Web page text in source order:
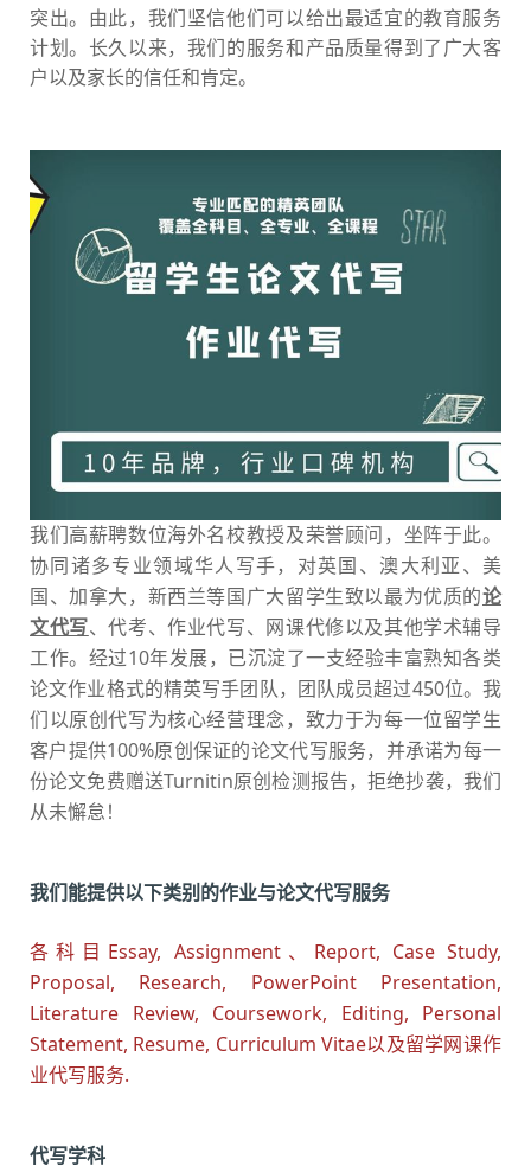
突出。由此，我们坚信他们可以给出最适宜的教育服务
计划。长久以来，我们的服务和产品质量得到了广大客
户以及家长的信任和肯定。
我们高薪聘数位海外名校教授及荣誉顾问，坐阵于此。
协同诸多专业领域华人写手，对英国、澳大利亚、美
国、加拿大，新西兰等国广大留学生致以最为优质的论
文代写、代考、作业代写、网课代修以及其他学术辅导
工作。经过10年发展，已沉淀了一支经验丰富熟知各类
论文作业格式的精英写手团队，团队成员超过450位。我
们以原创代写为核心经营理念，致力于为每一位留学生
客户提供100%原创保证的论文代写服务，并承诺为每一
份论文免费赠送Turnitin原创检测报告，拒绝抄袭，我们
从未懈怠！
我们能提供以下类别的作业与论文代写服务
各科目Essay, Assignment、Report, Case Study,
Proposal, Research, PowerPoint Presentation,
Literature Review, Coursework, Editing, Personal
Statement, Resume, Curriculum Vitae以及留学网课作
业代写服务.
代写学科